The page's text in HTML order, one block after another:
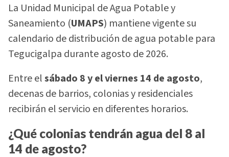
La Unidad Municipal de Agua Potable y
Saneamiento (UMAPS) mantiene vigente su
calendario de distribución de agua potable para
Tegucigalpa durante agosto de 2026.
Entre elsábado 8 y el viernes 14 de agosto,
decenas de barrios, colonias y residenciales
recibirán el servicio en diferentes horarios.
¿Qué colonias tendrán agua del 8 al
14 de agosto?